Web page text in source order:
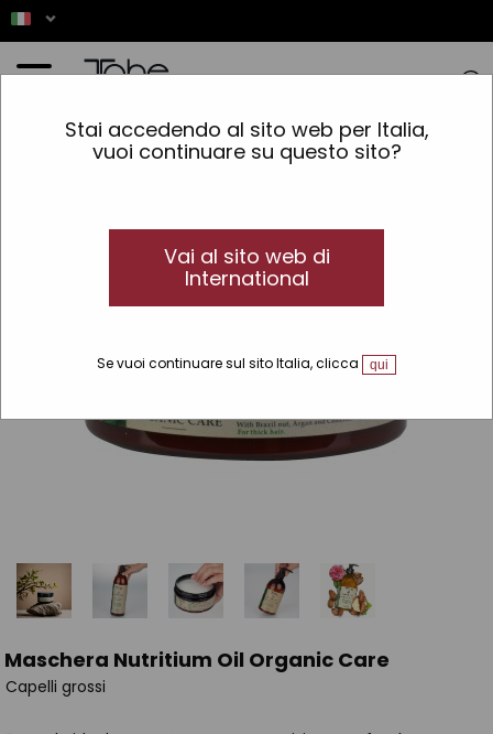
Stai accedendo al sito web per Italia,
vuoi continuare su questo sito?
Vai al sito web di
International
Se vuoi continuare sul sito Italia, clicca qui
Capelli »Tipo di capelli »Grossi »Maschera Nutritium Oil Organic Care
Maschera Nutritium Oil Organic Care
Capelli grossi